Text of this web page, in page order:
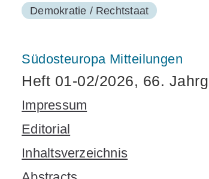
Demokratie / Rechtstaat
Südosteuropa Mitteilungen
Heft 01-02/2026, 66.
Impressum
Editorial
Inhaltsverzeichnis